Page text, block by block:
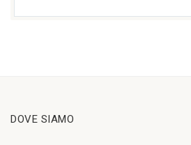
DOVE SIAMO